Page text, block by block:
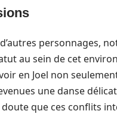
personnages,
au sein de cet
en Joel non
une danse
que ces conflits